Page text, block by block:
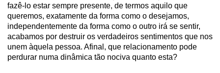
fazê-lo estar sempre presente, de termos aquilo que
queremos, exatamente da forma como o desejamos,
independentemente da forma como o outro irá se sentir,
acabamos por destruir os verdadeiros sentimentos que nos
unem àquela pessoa. Afinal, que relacionamento pode
perdurar numa dinâmica tão nociva quanto esta?